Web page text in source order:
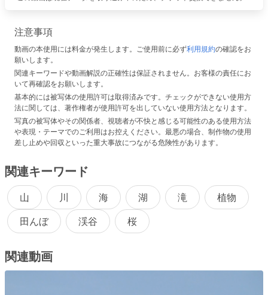
注意事項
動画の本使用には料金が発生します。ご使用前に必ず利用規約の確認をお
願いします。
関連キーワードや動画解説の正確性は保証されません。お客様の責任にお
いて再確認をお願いします。
基本的には被写体の使用許可は取得済みです。チェックができない使用方
法に関しては、著作権者が使用許可を出していない使用方法となります。
写真の被写体やその関係者、視聴者が不快と感じる可能性のある使用方法
や表現・テーマでのご利用はお控えください。最悪の場合、制作物の使用
差し止めや回収といった重大事故につながる危険性があります。
関連キーワード
山 川 海 湖 滝
植物
田んぼ
渓谷 桜
関連動画